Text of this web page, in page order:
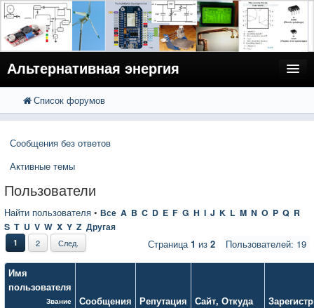
Альтернативная энергия
FAQ
Вход
Расширенный поиск
Список форумов
Сообщения без ответов
Активные темы
Пользователи
Найти пользователя • Все A B C D E F G H I J K L M N O P Q R
S T U V W X Y Z Другая
Пользователей: 19
1 2 След. Страница1 из 2
Имя
пользователя
Звание Сообщения Репутация Сайт, Откуда